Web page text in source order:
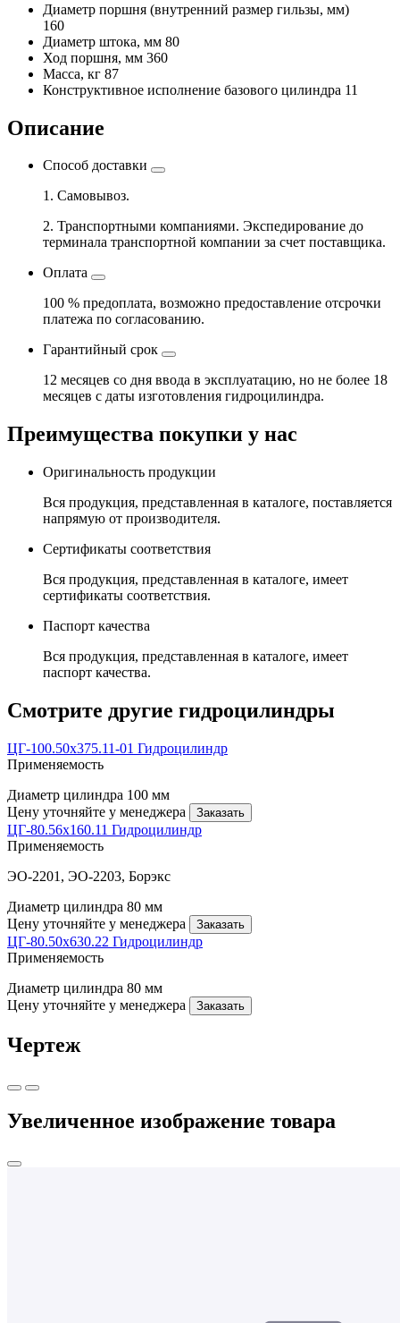
Диаметр поршня (внутренний размер гильзы, мм)
160
Диаметр штока, мм 80
Ход поршня, мм 360
Масса, кг 87
Конструктивное исполнение базового цилиндра 11
Описание
Способ доставки
1. Самовывоз.
2. Транспортными компаниями. Экспедирование до
терминала транспортной компании за счет поставщика.
Оплата
100 % предоплата, возможно предоставление отсрочки
платежа по согласованию.
Гарантийный срок
12 месяцев со дня ввода в эксплуатацию, но не более 18
месяцев с даты изготовления гидроцилиндра.
Преимущества покупки у нас
Оригинальность продукции
Вся продукция, представленная в каталоге, поставляется
напрямую от производителя.
Сертификаты соответствия
Вся продукция, представленная в каталоге, имеет
сертификаты соответствия.
Паспорт качества
Вся продукция, представленная в каталоге, имеет
паспорт качества.
Смотрите другие гидроцилиндры
ЦГ-100.50х375.11-01 Гидроцилиндр
Применяемость
Диаметр цилиндра 100 мм
Цену уточняйте у менеджера
Заказать
ЦГ-80.56х160.11 Гидроцилиндр
Применяемость
ЭО-2201, ЭО-2203, Борэкс
Диаметр цилиндра 80 мм
Цену уточняйте у менеджера
Заказать
ЦГ-80.50х630.22 Гидроцилиндр
Применяемость
Диаметр цилиндра 80 мм
Цену уточняйте у менеджера
Заказать
Чертеж
Увеличенное изображение товара